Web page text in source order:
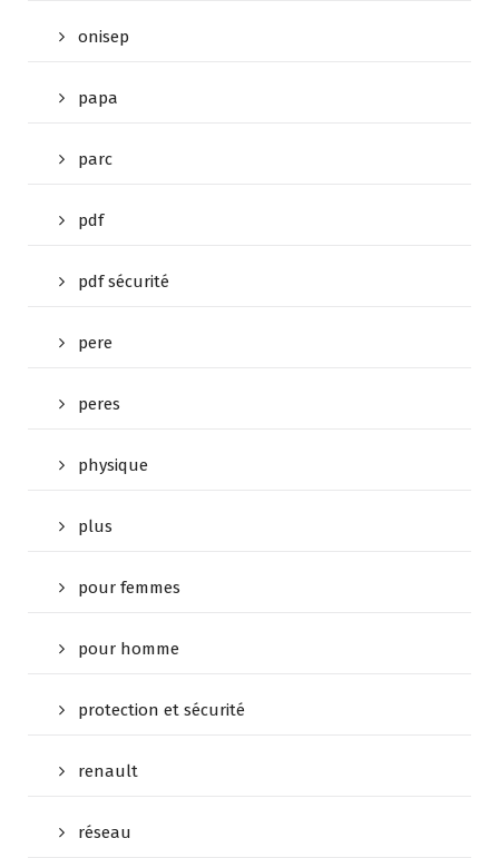
onisep
papa
parc
pdf
pdf sécurité
pere
peres
physique
plus
pour femmes
pour homme
protection et sécurité
renault
réseau